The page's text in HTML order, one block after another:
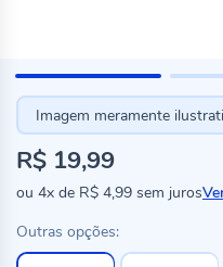
Imagem meramente
R$ 19,99
ou 4x de R$ 4,99 sem juros
Outras opções: